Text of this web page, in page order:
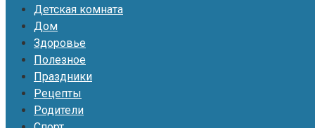
Детская комната
Дом
Здоровье
Полезное
Праздники
Рецепты
Родители